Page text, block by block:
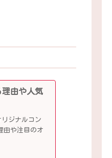
理由や人気
ジナルコン
由や注目のオ